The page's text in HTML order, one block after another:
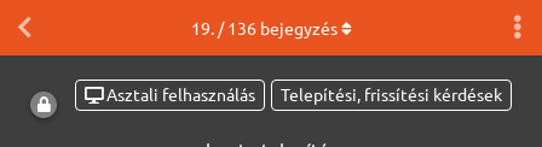
Asztali felhasználás Telepítési, frissítési kérdések
19. /136bejegyzés